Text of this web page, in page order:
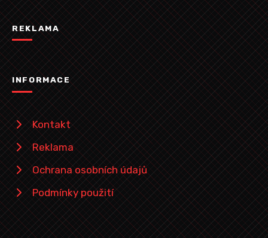
REKLAMA
INFORMACE
Kontakt
Reklama
Ochrana osobních údajů
Podmínky použití